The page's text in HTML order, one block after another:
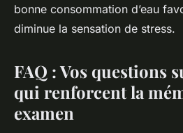
bonne consommation d’eau
diminue la sensation de stress.
FAQ : Vos questions
qui renforcent la
examen